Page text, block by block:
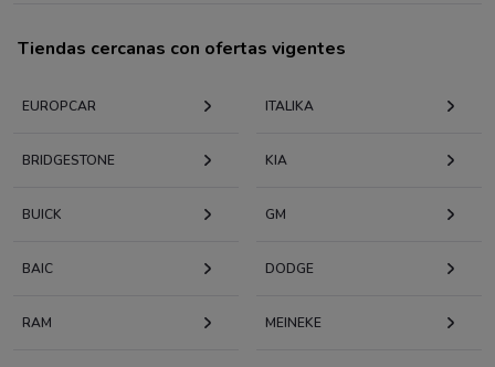
Tiendas cercanas con ofertas vigentes
EUROPCAR ITALIKA
BRIDGESTONE KIA
BUICK GM
BAIC DODGE
RAM MEINEKE